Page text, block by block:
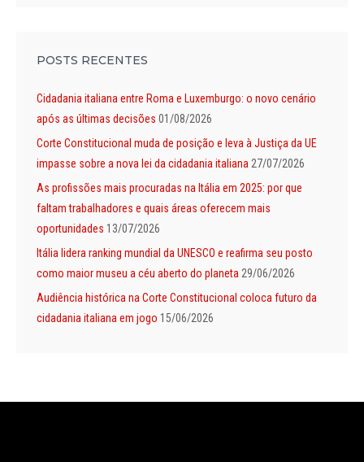
POSTS RECENTES
Cidadania italiana entre Roma e Luxemburgo: o novo cenário
após as últimas decisões 01/08/2026
Corte Constitucional muda de posição e leva à Justiça da UE
impasse sobre a nova lei da cidadania italiana 27/07/2026
As profissões mais procuradas na Itália em 2025: por que
faltam trabalhadores e quais áreas oferecem mais
oportunidades 13/07/2026
Itália lidera ranking mundial da UNESCO e reafirma seu posto
como maior museu a céu aberto do planeta 29/06/2026
Audiência histórica na Corte Constitucional coloca futuro da
cidadania italiana em jogo 15/06/2026